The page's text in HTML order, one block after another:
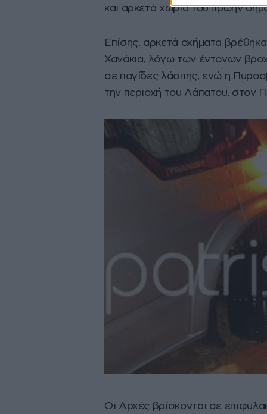
και αρκετά χωριά του πρώην
Επίσης, αρκετά οχήματα
Χανάκια, λόγω των έντονων
σε παγίδες λάσπης, ενώ η
την περιοχή του Λάπατου, στον
Οι Αρχές βρίσκονται σε